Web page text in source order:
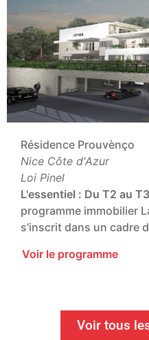
Résidence Prouvènço
Nice Côte d'Azur
Loi Pinel
L'essentiel : Du T2 au
programme immobilier
s'inscrit dans un cadre
Voir le programme
Voir tous